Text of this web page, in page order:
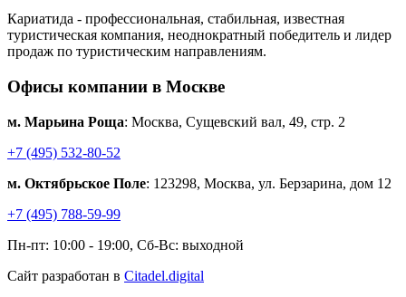
Кариатида - профессиональная, стабильная, известная
туристическая компания, неоднократный победитель и лидер
продаж по туристическим направлениям.
Офисы компании в Москве
м. Марьина Роща: Москва, Сущевский вал, 49, стр. 2
+7 (495) 532-80-52
м. Октябрьское Поле: 123298, Москва, ул. Берзарина, дом 12
+7 (495) 788-59-99
Пн-пт: 10:00 - 19:00, Сб-Вс: выходной
Сайт разработан в Citadel.digital